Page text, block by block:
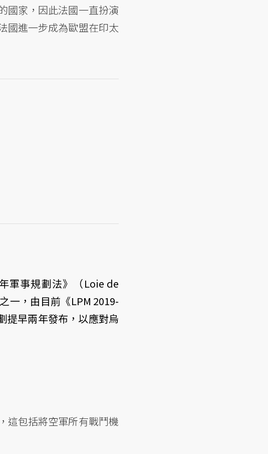
國家，因此法國一直扮演
國進一步成為歐盟在印太
軍事規劃法》（Loie de
一，由目前《LPM 2019-
提早兩年發布，以應對烏
這包括將空軍所有戰鬥機